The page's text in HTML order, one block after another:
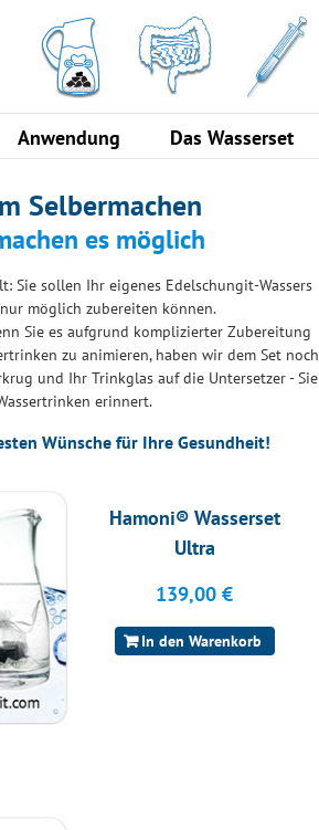
Anwendung Das Wasserset
Selbermachen
es möglich
Sie sollen Ihr eigenes Edelschungit-Wassers
möglich zubereiten können.
Sie es aufgrund komplizierter Zubereitung
zu animieren, haben wir dem Set noch
und Ihr Trinkglas auf die Untersetzer - Sie
erinnert.
Wünsche für Ihre Gesundheit!
Hamoni® Wasserset
Ultra
139,00€
In den Warenkorb